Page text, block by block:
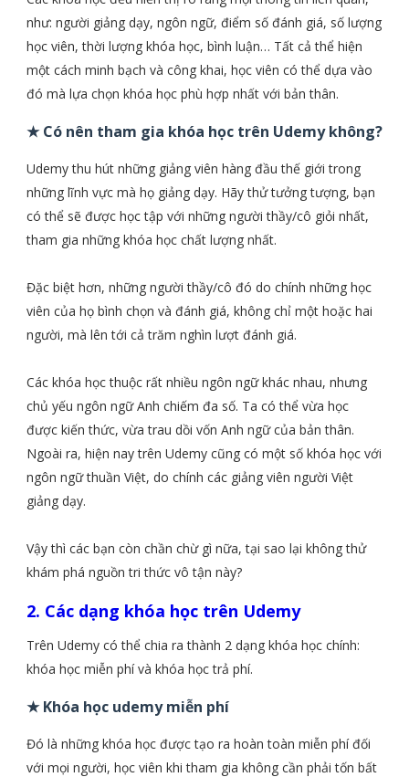
như: người giảng dạy, ngôn ngữ, điểm số đánh giá, số lượng
học viên, thời lượng khóa học, bình luận… Tất cả thể hiện
một cách minh bạch và công khai, học viên có thể dựa vào
đó mà lựa chọn khóa học phù hợp nhất với bản thân.
★ Có nên tham gia khóa học trên Udemy không?
Udemy thu hút những giảng viên hàng đầu thế giới trong
những lĩnh vực mà họ giảng dạy. Hãy thử tưởng tượng, bạn
có thể sẽ được học tập với những người thầy/cô giỏi nhất,
tham gia những khóa học chất lượng nhất.
Đặc biệt hơn, những người thầy/cô đó do chính những học
viên của họ bình chọn và đánh giá, không chỉ một hoặc hai
người, mà lên tới cả trăm nghìn lượt đánh giá.
Các khóa học thuộc rất nhiều ngôn ngữ khác nhau, nhưng
chủ yếu ngôn ngữ Anh chiếm đa số. Ta có thể vừa học
được kiến thức, vừa trau dồi vốn Anh ngữ của bản thân.
Ngoài ra, hiện nay trên Udemy cũng có một số khóa học với
ngôn ngữ thuần Việt, do chính các giảng viên người Việt
giảng dạy.
Vậy thì các bạn còn chần chừ gì nữa, tại sao lại không thử
khám phá nguồn tri thức vô tận này?
2. Các dạng khóa học trên Udemy
Trên Udemy có thể chia ra thành 2 dạng khóa học chính:
khóa học miễn phí và khóa học trả phí.
★ Khóa học udemy miễn phí
Đó là những khóa học được tạo ra hoàn toàn miễn phí đối
với mọi người, học viên khi tham gia không cần phải tốn bất